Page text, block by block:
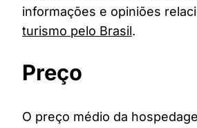
informações e opiniões
turismo pelo Brasil.
Preço
O preço médio da